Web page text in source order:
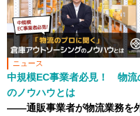
ニュース
中規模EC事業者必見！ 物流
のノウハウとは
——通販事業者が物流業務を